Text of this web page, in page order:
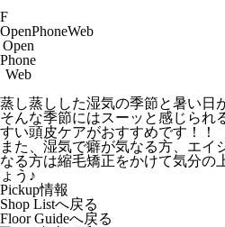
F
OpenPhoneWeb
Open
Phone
Web
蒸し蒸しした湿気の季節と暑い日
そんな季節にはスーッと感じられ
すい頭皮ケアがおすすめです！！
また、湿気で癖が気なる方、エイ
なる方は縮毛矯正をかけて気分の
ょう♪
Pickup情報
Shop Listへ戻る
Floor Guideへ戻る